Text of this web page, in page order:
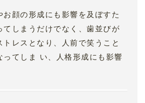
お顔の形成にも影響を及ぼすた
てしまうだけでなく、歯並びが
トレスとなり、人前で笑うこと
ってしま い、人格形成にも影響